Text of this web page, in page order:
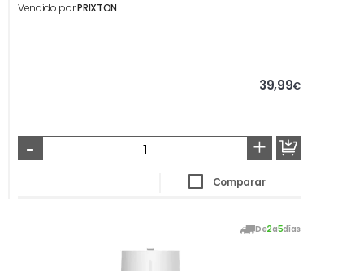
Vendido porPRIXTON
39,99€
- +
Comparar
De2a5días